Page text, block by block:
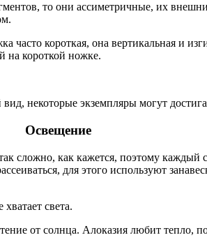
то они ассиметричные, их
часто короткая, она вертикальная и
на короткой ножке.
некоторые экземпляры могут
Освещение
сложно, как кажется, поэтому каждый
для этого используют
света.
от солнца. Алоказия любит тепло,